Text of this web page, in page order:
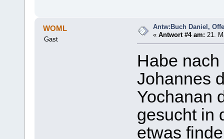
WOML
Gast
Antw:Buch Daniel,
«Antwort #4 am: 21.
Habe
Johannes
Yochanan
gesucht in
etwas